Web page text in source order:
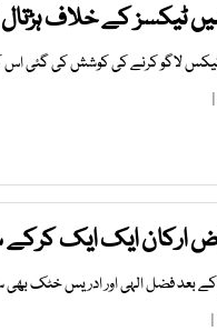
میں ٹیکسز کے خلاف
ٹیکس لاگو کرنے کی کوشش کی گئی اس
ارکان ایک ایک
بعد فضل الہی اور ادریس خٹک